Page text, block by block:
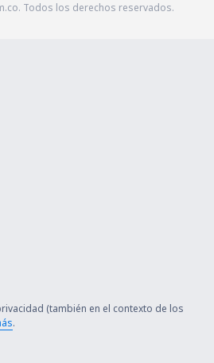
Todos los derechos reservados.
(también en el contexto de los
.